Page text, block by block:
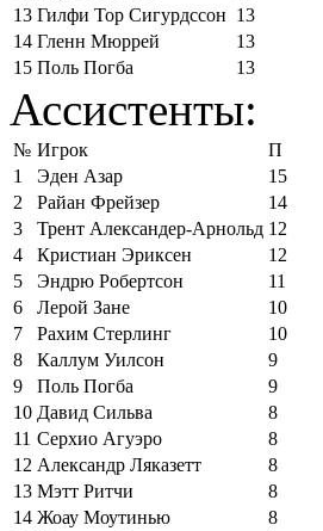
13 Гилфи Тор Сигурдссон 13
14 Гленн Мюррей
13
15 Поль Погба 13
Ассистенты:
№ Игрок
П
1
Эден Азар
15
2
Райан Фрейзер
14
3
Трент Александер-Арнольд 12
4
Кристиан Эриксен
12
5
Эндрю Робертсон
11
6
Лерой Зане
10
7
Рахим Стерлинг
10
8
Каллум Уилсон
9
9
Поль Погба
9
10 Давид Сильва
8
11 Серхио Агуэро
8
12 Александр Ляказетт
8
13 Мэтт Ритчи
8
14 Жоау Моутинью
8